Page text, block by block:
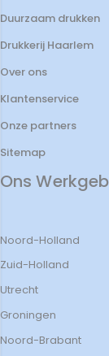
Duurzaam drukken
Drukkerij Haarlem
Over ons
Klantenservice
Onze partners
Sitemap
Ons
Noord-Holland
Zuid-Holland
Utrecht
Groningen
Noord-Brabant